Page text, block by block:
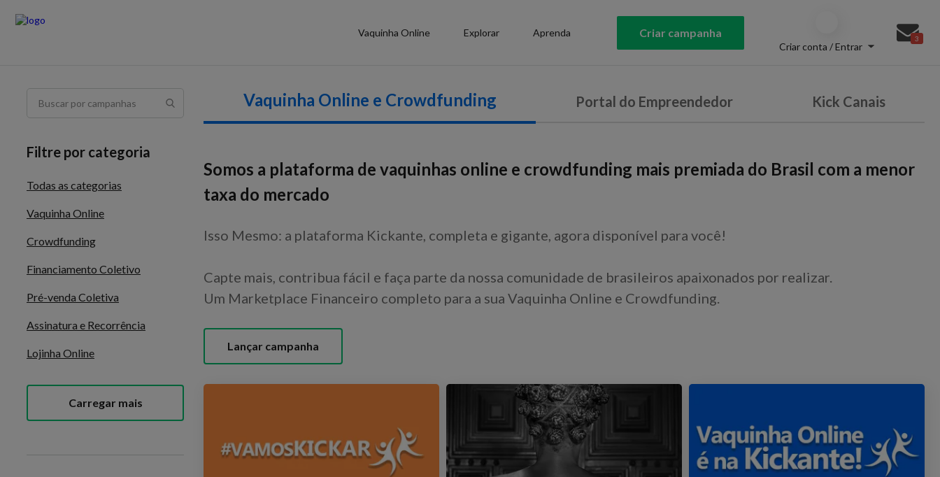
Vaquinha Online Explorar Aprenda Criar campanha
Criar conta / Entrar
3
Vaquinha Online e Crowdfunding Portal do Empreendedor Kick Canais
Somos a plataforma de vaquinhas online e crowdfunding mais premiada do Brasil com a menor
taxa do mercado
Isso Mesmo: a plataforma Kickante, completa e gigante, agora disponível para você!
Capte mais, contribua fácil e faça parte da nossa comunidade de brasileiros apaixonados por realizar.
Um Marketplace Financeiro completo para a sua Vaquinha Online e Crowdfunding.
Lançar campanha
Filtre por categoria
Todas as categorias
Vaquinha Online
Crowdfunding
Financiamento Coletivo
Pré-venda Coletiva
Assinatura e Recorrência
Lojinha Online
Carregar mais